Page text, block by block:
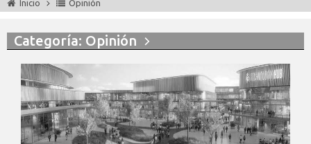
Inicio Opinión
Categoría: Opinión